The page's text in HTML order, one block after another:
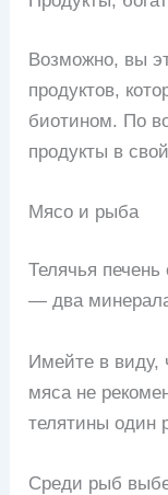
Возможно, вы
продуктов,
биотином. По
продукты в
Мясо и рыба
Телячья
— два
Имейте в виду,
мяса не
телятины один
Среди рыб